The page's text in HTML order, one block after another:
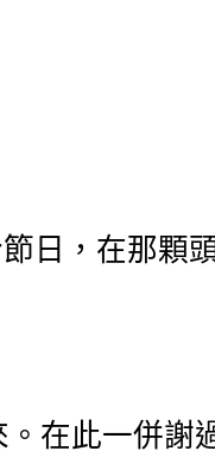
日，在那顆
在此一併謝